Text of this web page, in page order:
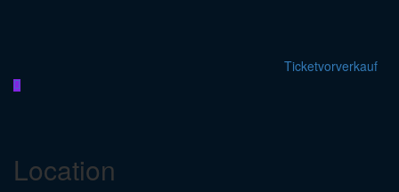
Ticketvorverkauf
Location